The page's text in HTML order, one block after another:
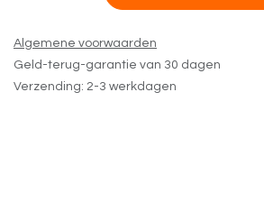
Algemene voorwaarden
Geld-terug-garantie van 30 dagen
Verzending: 2-3 werkdagen